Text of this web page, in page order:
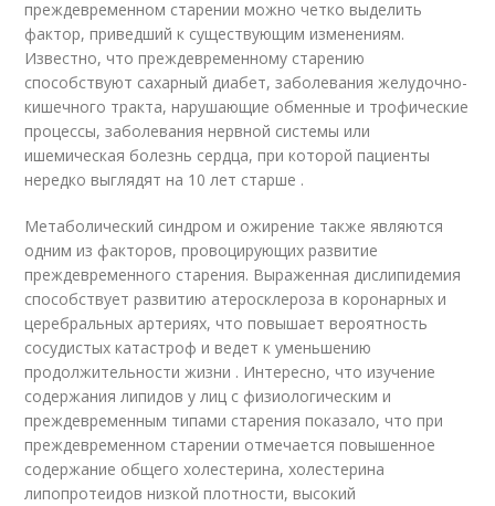
преждевременном старении можно четко выделить
фактор, приведший к существующим изменениям.
Известно, что преждевременному старению
способствуют сахарный диабет, заболевания желудочно-
кишечного тракта, нарушающие обменные и трофические
процессы, заболевания нервной системы или
ишемическая болезнь сердца, при которой пациенты
нередко выглядят на 10 лет старше .
Метаболический синдром и ожирение также являются
одним из факторов, провоцирующих развитие
преждевременного старения. Выраженная дислипидемия
способствует развитию атеросклероза в коронарных и
церебральных артериях, что повышает вероятность
сосудистых катастроф и ведет к уменьшению
продолжительности жизни . Интересно, что изучение
содержания липидов у лиц с физиологическим и
преждевременным типами старения показало, что при
преждевременном старении отмечается повышенное
содержание общего холестерина, холестерина
липопротеидов низкой плотности, высокий